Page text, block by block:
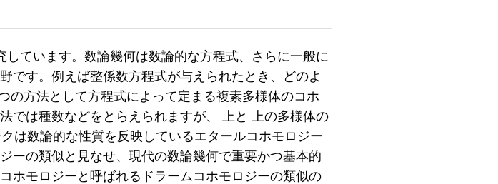
ています。数論幾何は数論的な方程式、さらに一般に
です。例えば整係数方程式が与えられたとき、どのよ
の方法として方程式によって定まる複素多様体のコホ
では種数などをとらえられますが、 上と 上の多様体の
は数論的な性質を反映しているエタールコホモロジー
ーの類似と見なせ、現代の数論幾何で重要かつ基本的
ホモロジーと呼ばれるドラームコホモロジーの類似の